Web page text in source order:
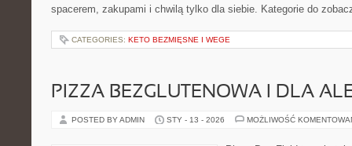
spacerem, zakupami i chwilą tylko dla siebie. Kategorie do
CATEGORIES: KETO BEZMIĘSNE I WEGE
PIZZA BEZGLUTENOWA I DLA
POSTED BY ADMIN STY - 13 - 2026 MOŻLIWOŚĆ